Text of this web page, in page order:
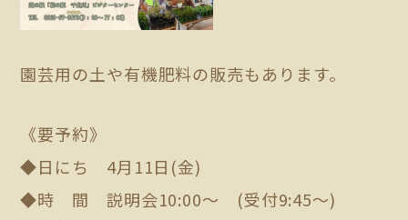
園芸用の土や有機肥料の販売もあります。
《要予約》
◆日にち 4月11日(金)
◆時 間 説明会10:00～ (受付9:45～)